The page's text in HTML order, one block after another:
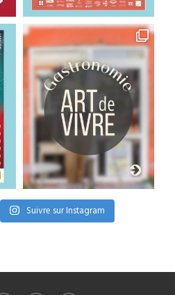
Suivre sur Instagram